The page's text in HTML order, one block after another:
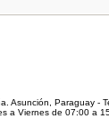
Asunción, Paraguay -
a Viernes de 07:00 a